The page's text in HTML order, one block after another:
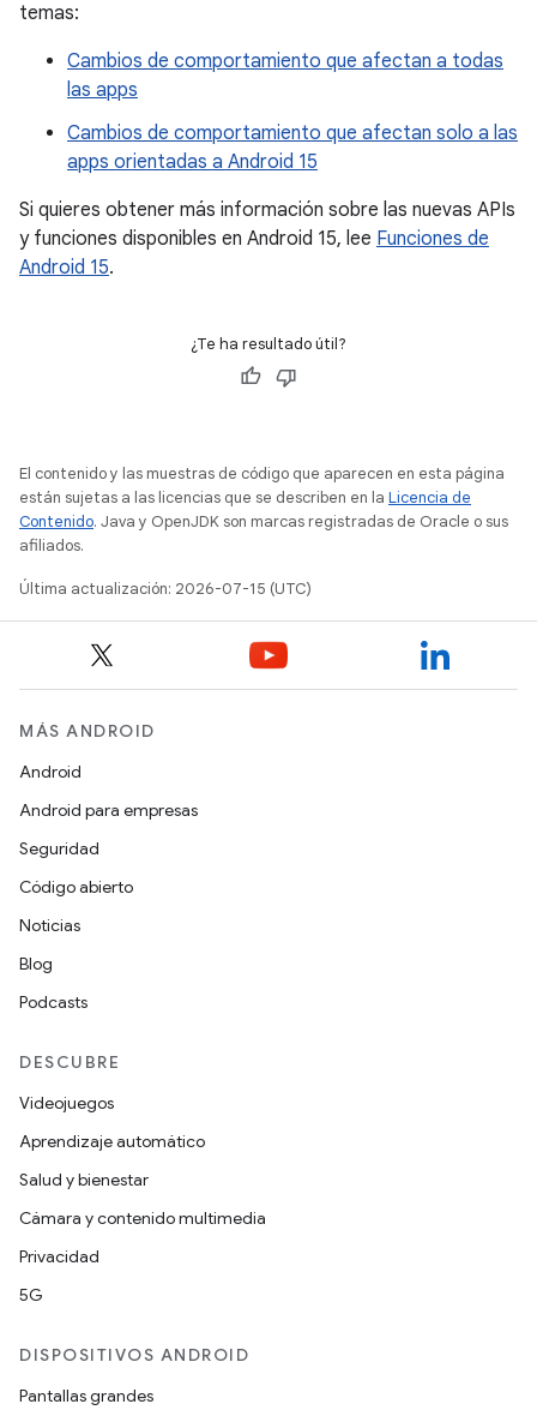
temas:
Cambios de comportamiento que afectan a todas
las apps
Cambios de comportamiento que afectan solo a las
apps orientadas a Android 15
Si quieres obtener más información sobre las nuevas APIs
y funciones disponibles en Android 15, lee Funciones de
Android 15.
¿Te ha resultado útil?
El contenido y las muestras de código que aparecen en esta página
están sujetas a las licencias que se describen en la Licencia de
Contenido. Java y OpenJDK son marcas registradas de Oracle o sus
afiliados.
Última actualización: 2026-07-15 (UTC)
MÁS ANDROID
Android
Android para empresas
Seguridad
Código abierto
Noticias
Blog
Podcasts
DESCUBRE
Videojuegos
Aprendizaje automático
Salud y bienestar
Cámara y contenido multimedia
Privacidad
5G
DISPOSITIVOS ANDROID
Pantallas grandes